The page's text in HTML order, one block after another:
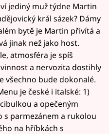
jediný muž týdne Martin
král sázek? Dámy
bytě je Martin přivítá a
jinak než jako host.
atmosféra je spíš
a nervozita dostihly
všechno bude dokonalé.
je české i italské: 1)
a opečeným
s parmezánem a rukolou
na hříbkách s